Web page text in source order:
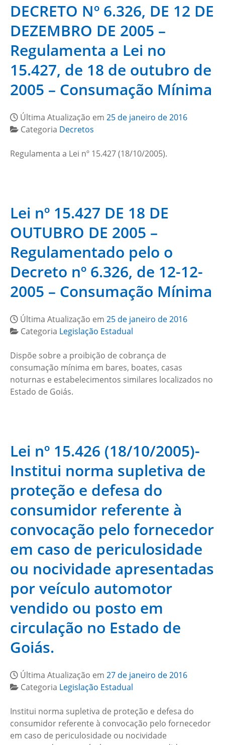
DECRETO Nº 6.326, DE 12 DE
DEZEMBRO DE 2005 –
Regulamenta a Lei no
15.427, de 18 de outubro de
2005 – Consumação Mínima
Última Atualização em 25 de janeiro de 2016
Categoria Decretos
Regulamenta a Lei nº 15.427 (18/10/2005).
Lei nº 15.427 DE 18 DE
OUTUBRO DE 2005 –
Regulamentado pelo o
Decreto nº 6.326, de 12-12-
2005 – Consumação Mínima
Última Atualização em 25 de janeiro de 2016
Categoria Legislação Estadual
Dispõe sobre a proibição de cobrança de
consumação mínima em bares, boates, casas
noturnas e estabelecimentos similares localizados no
Estado de Goiás.
Lei nº 15.426 (18/10/2005)-
Institui norma supletiva de
proteção e defesa do
consumidor referente à
convocação pelo fornecedor
em caso de periculosidade
ou nocividade apresentadas
por veículo automotor
vendido ou posto em
circulação no Estado de
Goiás.
Última Atualização em 27 de janeiro de 2016
Categoria Legislação Estadual
Institui norma supletiva de proteção e defesa do
consumidor referente à convocação pelo fornecedor
em caso de periculosidade ou nocividade